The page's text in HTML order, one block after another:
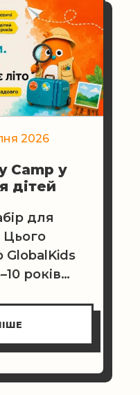
2026
Camp у
дітей
для
Цього
GlobalKids
років